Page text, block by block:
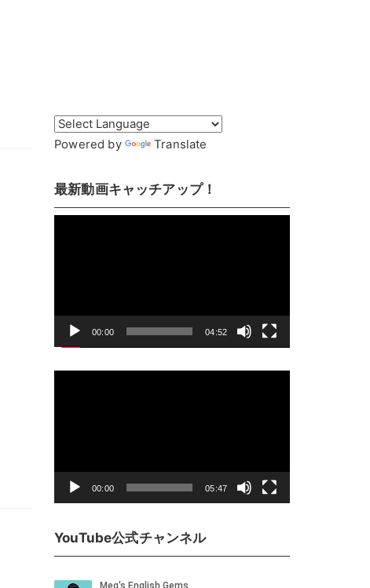
Powered by Translate
最新動画キャッチアップ！
ー
00:00 04:52
ー
00:00 05:47
YouTube公式チャンネル